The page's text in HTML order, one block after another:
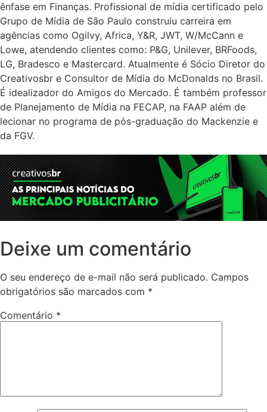
ênfase em Finanças. Profissional de mídia certificado pelo
Grupo de Mídia de São Paulo construiu carreira em
agências como Ogilvy, Africa, Y&R, JWT, W/McCann e
Lowe, atendendo clientes como: P&G, Unilever, BRFoods,
LG, Bradesco e Mastercard. Atualmente é Sócio Diretor do
Creativosbr e Consultor de Mídia do McDonalds no Brasil.
É idealizador do Amigos do Mercado. É também professor
de Planejamento de Mídia na FECAP, na FAAP além de
lecionar no programa de pós-graduação do Mackenzie e
da FGV.
Deixe um comentário
O seu endereço de e-mail não será publicado. Campos
obrigatórios são marcados com *
Comentário *